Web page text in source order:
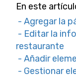
En este
- Agregar la
- Editar la
restaurante
- Añadir
- Gestionar